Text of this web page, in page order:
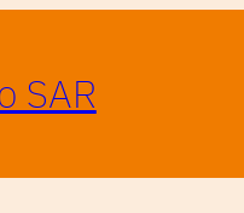
SAR